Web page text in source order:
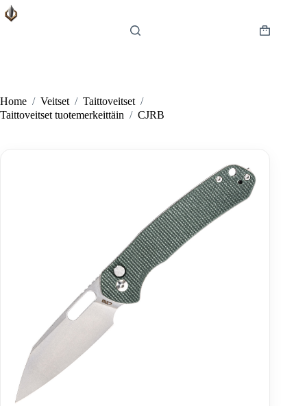
Skip
to
Shopping
Home / Veitset / Taittoveitset /
Taittoveitset tuotemerkeittäin / CJRB